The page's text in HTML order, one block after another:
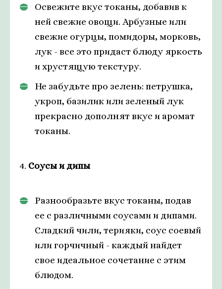
Освежите вкус токаны, добавив к
ней свежие овощи. Арбузные или
свежие огурцы, помидоры, морковь,
лук - все это придаст блюду яркость
и хрустящую текстуру.
Не забудьте про зелень: петрушка,
укроп, базилик или зеленый лук
прекрасно дополнят вкус и аромат
токаны.
4. Соусы и дипы
Разнообразьте вкус токаны, подав
ее с различными соусами и дипами.
Сладкий чили, терияки, соус соевый
или горчичный - каждый найдет
свое идеальное сочетание с этим
блюдом.